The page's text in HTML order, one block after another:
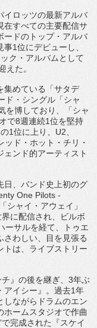
イロッツの最新アルバ
在すべての主要配信サ
ードのトップ・アルバ
事1位にデビューし、
ク・アルバムとして
えた。
集めている「サタデ
ド・シングル「シャ
を博しており、「シャ
で8週連続1位を堅持
1位に上り、 U2
ッド・ホット・チリ・
ェンド的アーティスト
、 バンド史上初のグ
ty One Pilots -
シャイ・アウェイ」
に配信され、
ビルボ
ーサルを経て 、トゥエ
わしい、
目を見張る
は、 ライブストリー
』 の後を継ぎ、 3年ぶ
アイシー』。過去1年
しながらドラムのエン
ホームスタジオで作曲
で完成された『スケイ